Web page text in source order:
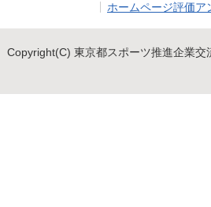
ホームページ評価ア
Copyright(C) 東京都スポーツ推進企業交